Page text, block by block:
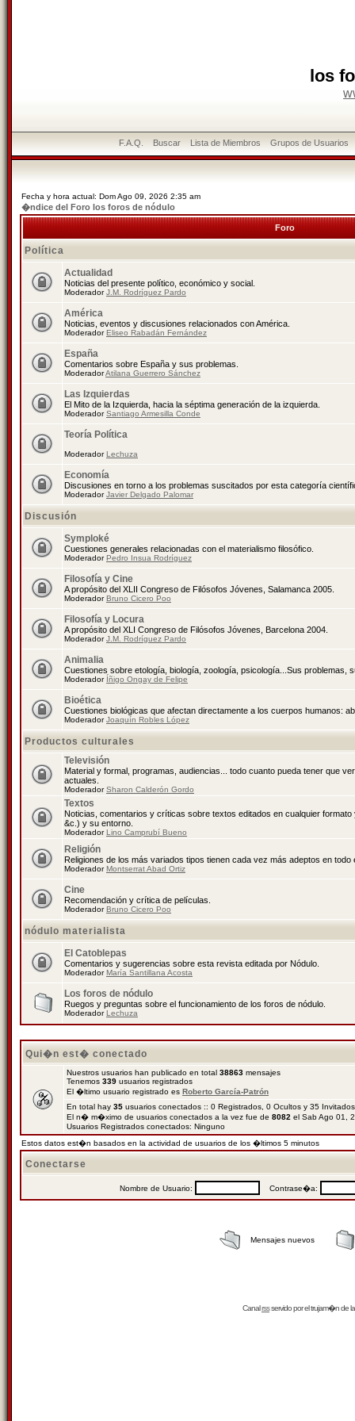
los
F.A.Q. Buscar Lista de Miembros Grupos de Usuarios
Fecha y hora actual: Dom Ago 09, 2026 2:35 am
�ndice del Foro los foros de nódulo
Foro
Política
Actualidad
Noticias del presente político, económico y social.
ModeradorJ.M. Rodríguez Pardo
América
Noticias, eventos y discusiones relacionados con América.
ModeradorEliseo Rabadán Fernández
España
Comentarios sobre España y sus problemas.
ModeradorAtilana Guerrero Sánchez
Las Izquierdas
El Mito de la Izquierda, hacia la séptima generación de la izquierda.
ModeradorSantiago Armesilla Conde
Teoría Política
ModeradorLechuza
Economía
Discusiones en torno a los problemas suscitados por esta categoría
ModeradorJavier Delgado Palomar
Discusión
Symploké
Cuestiones generales relacionadas con el materialismo filosófico.
ModeradorPedro Insua Rodríguez
Filosofía y Cine
A propósito del XLII Congreso de Filósofos Jóvenes, Salamanca 2005.
ModeradorBruno Cicero Poo
Filosofía y Locura
A propósito del XLI Congreso de Filósofos Jóvenes, Barcelona 2004.
ModeradorJ.M. Rodríguez Pardo
Animalia
Cuestiones sobre etología, biología, zoología, psicología...Sus problemas,
Moderador Íñigo Ongay de Felipe
Bioética
Cuestiones biológicas que afectan directamente a los cuerpos humanos:
ModeradorJoaquín Robles López
Productos culturales
Televisión
Material y formal, programas, audiencias... todo cuanto pueda tener que
actuales.
ModeradorSharon Calderón Gordo
Textos
Noticias, comentarios y críticas sobre textos editados en cualquier
&c.) y su entorno.
ModeradorLino Camprubí Bueno
Religión
Religiones de los más variados tipos tienen cada vez más adeptos en todo
ModeradorMontserrat Abad Ortiz
Cine
Recomendación y crítica de películas.
ModeradorBruno Cicero Poo
nódulo materialista
El Catoblepas
Comentarios y sugerencias sobre esta revista editada por Nódulo.
ModeradorMaría Santillana Acosta
Los foros de nódulo
Ruegos y preguntas sobre el funcionamiento de los foros de nódulo.
ModeradorLechuza
Qui�n est� conectado
Nuestros usuarios han publicado en total 38863 mensajes
Tenemos 339 usuarios registrados
El �ltimo usuario registrado es Roberto García-Patrón
En total hay 35 usuarios conectados :: 0 Registrados, 0 Ocultos y 35
El n� m�ximo de usuarios conectados a la vez fue de 8082 el Sab Ago 01,
Usuarios Registrados conectados: Ninguno
Estos datos est�n basados en la actividad de usuarios de los �ltimos 5 minutos
Conectarse
Nombre de Usuario: Contrase�a:
Mensajes nuevos
Canalrssservido por eltrujam�nde